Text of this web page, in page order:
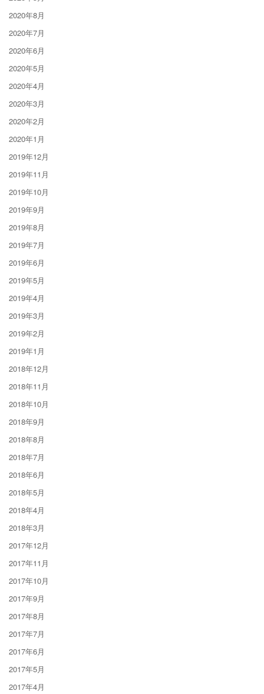
2020年8月
2020年7月
2020年6月
2020年5月
2020年4月
2020年3月
2020年2月
2020年1月
2019年12月
2019年11月
2019年10月
2019年9月
2019年8月
2019年7月
2019年6月
2019年5月
2019年4月
2019年3月
2019年2月
2019年1月
2018年12月
2018年11月
2018年10月
2018年9月
2018年8月
2018年7月
2018年6月
2018年5月
2018年4月
2018年3月
2017年12月
2017年11月
2017年10月
2017年9月
2017年8月
2017年7月
2017年6月
2017年5月
2017年4月